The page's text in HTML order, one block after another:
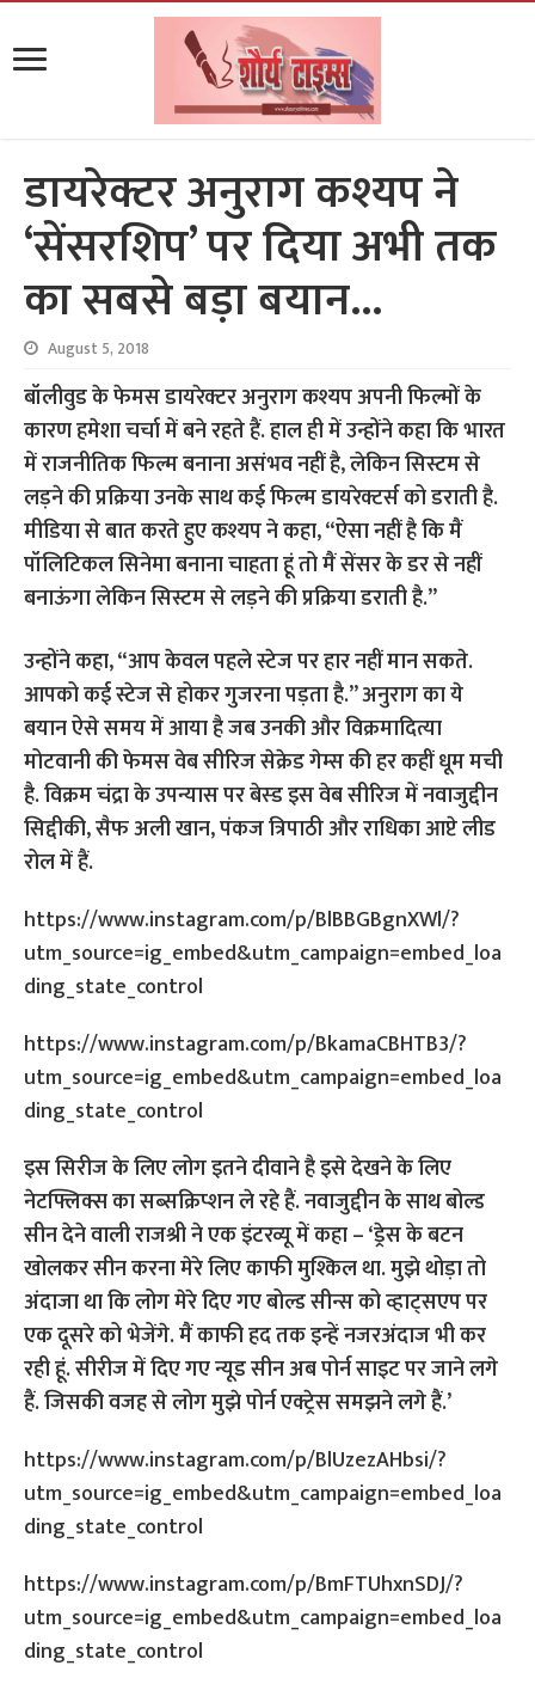
डायरेक्टर अनुराग कश्यप ने
‘सेंसरशिप’ पर दिया अभी तक
का सबसे बड़ा बयान…
August 5, 2018
बॉलीवुड के फेमस डायरेक्टर अनुराग कश्यप अपनी फिल्मों के
कारण हमेशा चर्चा में बने रहते हैं. हाल ही में उन्होंने कहा कि भारत
में राजनीतिक फिल्म बनाना असंभव नहीं है, लेकिन सिस्टम से
लड़ने की प्रक्रिया उनके साथ कई फिल्म डायरेक्टर्स को डराती है.
मीडिया से बात करते हुए कश्यप ने कहा, “ऐसा नहीं है कि मैं
पॉलिटिकल सिनेमा बनाना चाहता हूं तो मैं सेंसर के डर से नहीं
बनाऊंगा लेकिन सिस्टम से लड़ने की प्रक्रिया डराती है.”
उन्होंने कहा, “आप केवल पहले स्टेज पर हार नहीं मान सकते.
आपको कई स्टेज से होकर गुजरना पड़ता है.” अनुराग का ये
बयान ऐसे समय में आया है जब उनकी और विक्रमादित्या
मोटवानी की फेमस वेब सीरिज सेक्रेड गेम्स की हर कहीं धूम मची
है. विक्रम चंद्रा के उपन्यास पर बेस्ड इस वेब सीरिज में नवाजुद्दीन
सिद्दीकी, सैफ अली खान, पंकज त्रिपाठी और राधिका आप्टे लीड
रोल में हैं.
https://www.instagram.com/p/BlBBGBgnXWl/?
utm_source=ig_embed&utm_campaign=embed_loa
ding_state_control
https://www.instagram.com/p/BkamaCBHTB3/?
utm_source=ig_embed&utm_campaign=embed_loa
ding_state_control
इस सिरीज के लिए लोग इतने दीवाने है इसे देखने के लिए
नेटफ्लिक्स का सब्सक्रिप्शन ले रहे हैं. नवाजुद्दीन के साथ बोल्ड
सीन देने वाली राजश्री ने एक इंटरव्यू में कहा – ‘ड्रेस के बटन
खोलकर सीन करना मेरे लिए काफी मुश्किल था. मुझे थोड़ा तो
अंदाजा था कि लोग मेरे दिए गए बोल्ड सीन्स को व्हाट्सएप पर
एक दूसरे को भेजेंगे. मैं काफी हद तक इन्हें नजरअंदाज भी कर
रही हूं. सीरीज में दिए गए न्यूड सीन अब पोर्न साइट पर जाने लगे
हैं. जिसकी वजह से लोग मुझे पोर्न एक्ट्रेस समझने लगे हैं.’
https://www.instagram.com/p/BlUzezAHbsi/?
utm_source=ig_embed&utm_campaign=embed_loa
ding_state_control
https://www.instagram.com/p/BmFTUhxnSDJ/?
utm_source=ig_embed&utm_campaign=embed_loa
ding_state_control